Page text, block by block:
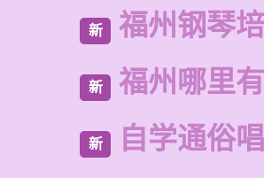
新 福州钢琴
新 福州哪里
新 自学通俗